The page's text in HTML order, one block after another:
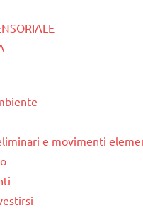
e movimenti